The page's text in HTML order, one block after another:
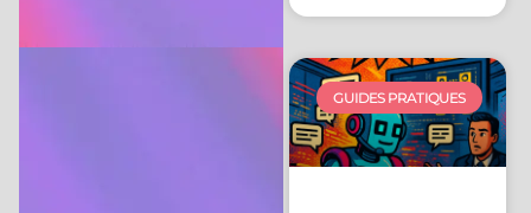
GUIDES PRATIQUES